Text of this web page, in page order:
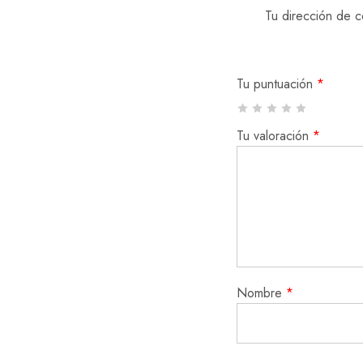
Tu dirección de
Tu puntuación *
Tu valoración *
Nombre *